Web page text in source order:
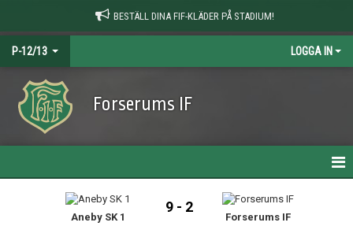
BESTÄLL DINA FIF-KLÄDER PÅ STADIUM!
P-12/13 LOGGA IN
Forserums IF
Aneby SK 1
9 - 2
Forserums IF